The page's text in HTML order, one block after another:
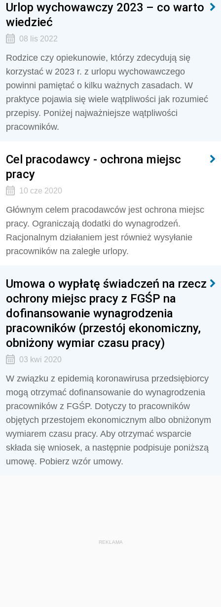
Urlop wychowawczy 2023 – co warto
wiedzieć
08 lis 2022
Rodzice czy opiekunowie, którzy zdecydują się
korzystać w 2023 r. z urlopu wychowawczego
powinni pamiętać o kilku ważnych zasadach. W
praktyce pojawia się wiele wątpliwości jak rozumieć
przepisy. Poniżej najważniejsze wątpliwości
pracowników.
Cel pracodawcy - ochrona miejsc
pracy
10 cze 2020
Głównym celem pracodawców jest ochrona miejsc
pracy. Ograniczają dodatki do wynagrodzeń.
Racjonalnym działaniem jest również wysyłanie
pracowników na zaległe urlopy.
Umowa o wypłatę świadczeń na rzecz
ochrony miejsc pracy z FGŚP na
dofinansowanie wynagrodzenia
pracowników (przestój ekonomiczny,
obniżony wymiar czasu pracy)
03 kwi 2020
W związku z epidemią koronawirusa przedsiębiorcy
mogą otrzymać dofinansowanie do wynagrodzenia
pracowników z FGŚP. Dotyczy to pracowników
objętych przestojem ekonomicznym albo obniżonym
wymiarem czasu pracy. Aby otrzymać wsparcie
składa się wniosek, a następnie podpisuje poniższą
umowę. Pobierz wzór umowy.
REKLAMA